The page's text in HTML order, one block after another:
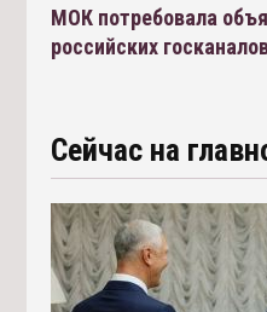
МОК потребовала
российских
Сейчас на